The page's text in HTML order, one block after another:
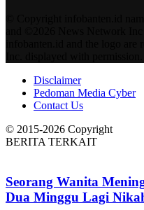
Disclaimer
Pedoman Media Cyber
Contact Us
© 2015-2026 Copyright
BERITA TERKAIT
Seorang Wanita
Dua Minggu Lagi